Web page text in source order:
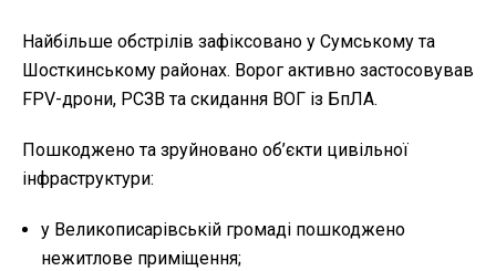
Найбільше обстрілів зафіксовано у Сумському та
Шосткинському районах. Ворог активно застосовував
FPV-дрони, РСЗВ та скидання ВОГ із БпЛА.
Пошкоджено та зруйновано об’єкти цивільної
інфраструктури:
у Великописарівській громаді пошкоджено
нежитлове приміщення;